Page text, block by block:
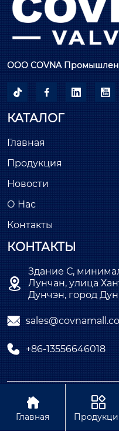
ООО COVNA
   
КАТАЛОГ
Главная
Продукция
Новости
О Нас
Контакты
КОНТАКТЫ

Здание С,
Лунчан, улица
Дунчэн, город

 +86-13556646018
Copyright © ООО COVNA
автоматизация
Политика

Главная
